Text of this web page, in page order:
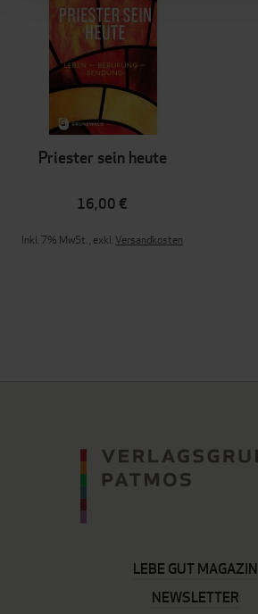
Priester sein heute
16,00 €
Inkl. 7% MwSt.,exkl.Versandkosten
LEBE GUT MAGAZIN
NEWSLETTER